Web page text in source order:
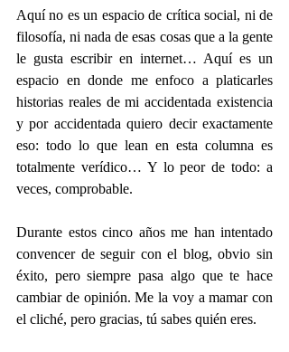
Aquí no es un espacio de crítica social, ni de
filosofía, ni nada de esas cosas que a la gente
le gusta escribir en internet… Aquí es un
espacio en donde me enfoco a platicarles
historias reales de mi accidentada existencia
y por accidentada quiero decir exactamente
eso: todo lo que lean en esta columna es
totalmente verídico… Y lo peor de todo: a
veces, comprobable.
Durante estos cinco años me han intentado
convencer de seguir con el blog, obvio sin
éxito, pero siempre pasa algo que te hace
cambiar de opinión. Me la voy a mamar con
el cliché, pero gracias, tú sabes quién eres.